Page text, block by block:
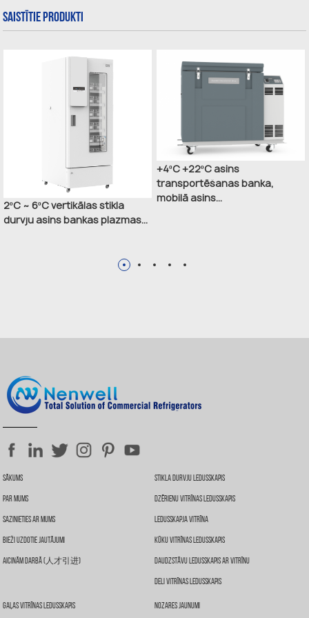
Saistītie Produkti
2ºC ~ 6ºC vertikālas stikla
durvju asins bankas plazmas...
+4ºC +22ºC asins
transportēšanas banka,
mobilā asins...
Sākums
Par Mums
Sazinieties Ar Mums
Bieži Uzdotie Jautājumi
Aicinām Darbā (人才引进)
Stikla Durvju Ledusskapis
Dzērienu Vitrīnas Ledusskapis
Ledusskapja Vitrīna
Kūku Vitrīnas Ledusskapis
Daudzstāvu Ledusskapis Ar Vitrīnu
Deli Vitrīnas Ledusskapis
Gaļas Vitrīnas Ledusskapis Nozares Jaunumi